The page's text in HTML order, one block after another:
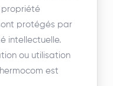
propriété
protégés par
intellectuelle.
ou utilisation
est